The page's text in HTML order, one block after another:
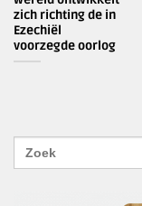
zich richting de in
Ezechiël
voorzegde oorlog
Zoek
naar: